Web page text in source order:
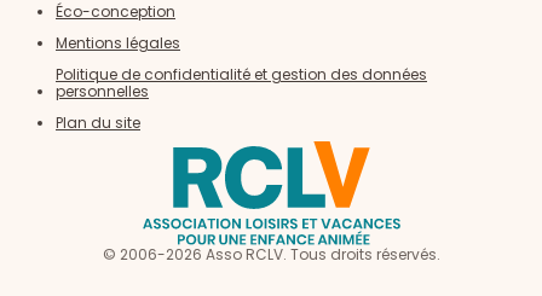
Éco-conception
Mentions légales
Politique de confidentialité et gestion des données
personnelles
Plan du site
© 2006-2026 Asso RCLV. Tous droits réservés.